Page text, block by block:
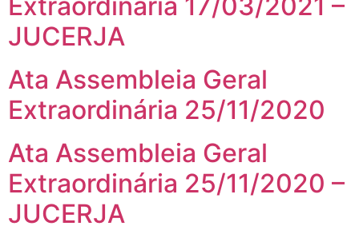
JUCERJA
Ata Assembleia Geral
Extraordinária 25/11/2020
Ata Assembleia Geral
Extraordinária 25/11/2020 –
JUCERJA